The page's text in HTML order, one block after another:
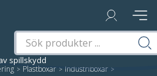
/ Plastboxar / Industriboxar /